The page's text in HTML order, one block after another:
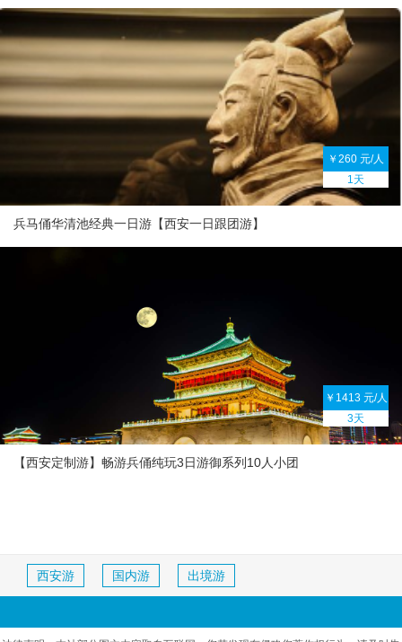
￥260 元/人
1天
兵马俑华清池经典一日游【西安一日跟团游】
￥1413 元/人
3天
【西安定制游】畅游兵俑纯玩3日游御系列10人小团
西安游 国内游 出境游